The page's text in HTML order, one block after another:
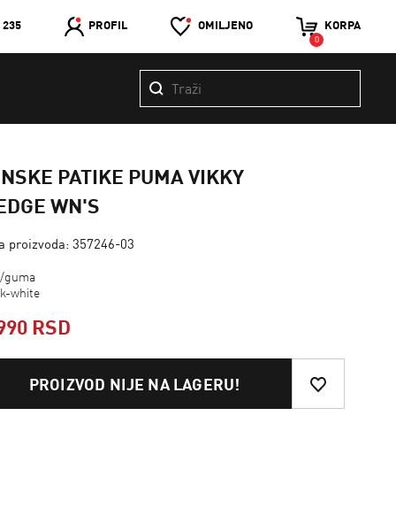
235 PROFIL OMILJENO KORPA
0
PATIKE PUMA VIKKY
WN'S
proizvoda: 357246-03
guma
white
RSD
PROIZVOD NIJE NA LAGERU!